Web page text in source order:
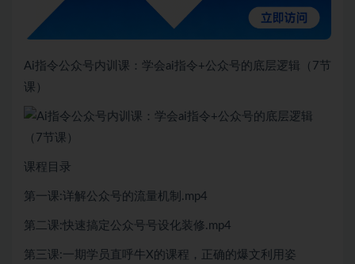
Ai指令公众号内训课：学会ai指令+公众号的底层逻辑（7节
课）
课程目录
第一课:详解公众号的流量机制.mp4
第二课:快速搞定公众号号设化装修.mp4
第三课:一期学员直呼牛X的课程，正确的爆文利用姿